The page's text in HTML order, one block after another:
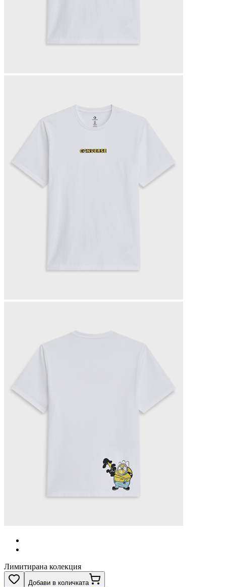
Лимитирана колекция
Добави в количката